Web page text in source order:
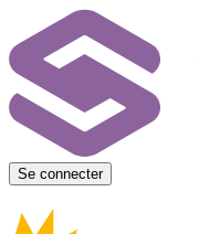
Se connecter